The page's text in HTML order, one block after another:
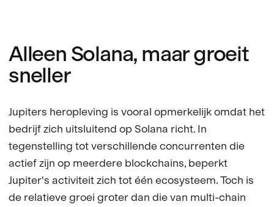
Alleen Solana, maar groeit
sneller
Jupiters heropleving is vooral opmerkelijk omdat het
bedrijf zich uitsluitend op Solana richt. In
tegenstelling tot verschillende concurrenten die
actief zijn op meerdere blockchains, beperkt
Jupiter's activiteit zich tot één ecosysteem. Toch is
de relatieve groei groter dan die van multi-chain